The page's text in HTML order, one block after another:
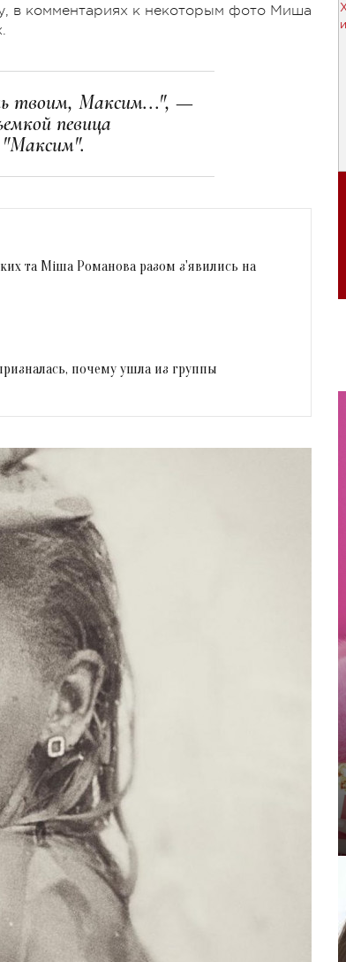
в комментариях к некоторым фото Миша
твоим, Максим...", —
певица
"Максим".
та Міша Романова разом з'явились на
почему ушла из группы